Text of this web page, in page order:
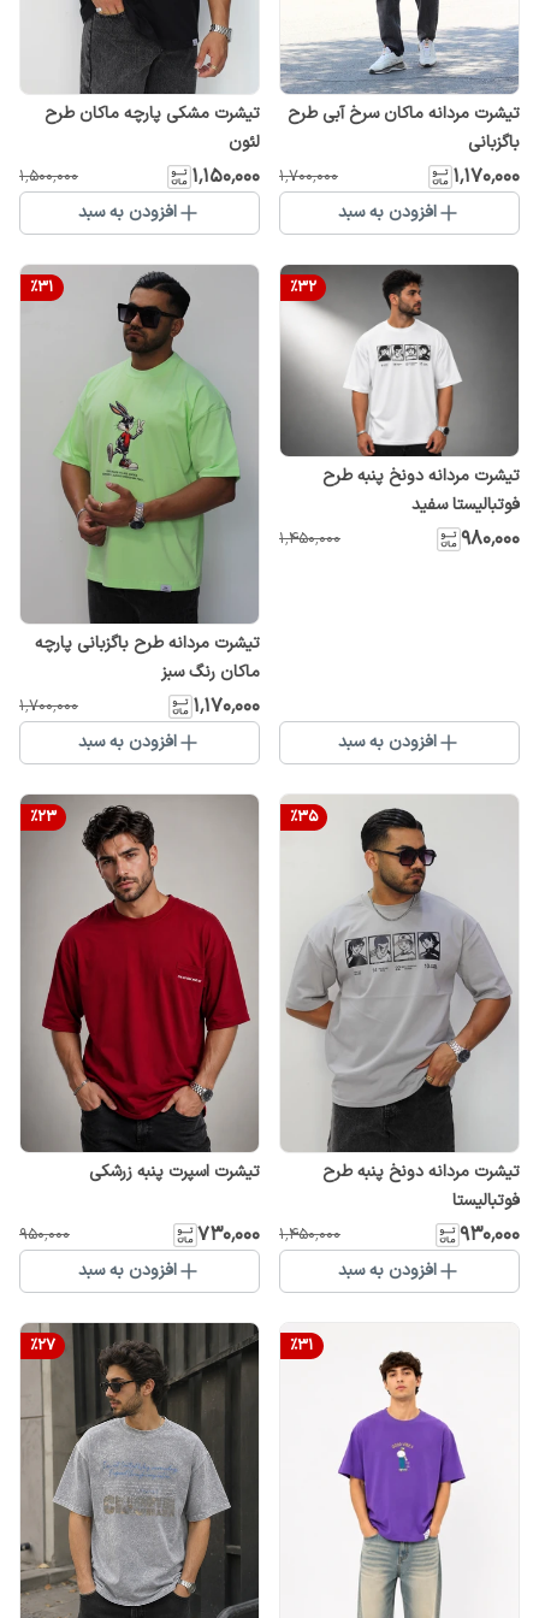
تیشرت مردانه ماکان سرخ آبی طرح
باگزبانی
۱٬۱۷۰٬۰۰۰ ۱٬۷۰۰٬۰۰۰
افزودن به سبد
تیشرت مشکی پارچه ماکان طرح
لئون
۱٬۱۵۰٬۰۰۰ ۱٬۵۰۰٬۰۰۰
افزودن به سبد
%32
تیشرت مردانه دونخ پنبه طرح
فوتبالیستا سفید
۹۸۰٬۰۰۰ ۱٬۴۵۰٬۰۰۰
افزودن به سبد
%31
تیشرت مردانه طرح باگزبانی پارچه
ماکان رنگ سبز
۱٬۱۷۰٬۰۰۰ ۱٬۷۰۰٬۰۰۰
افزودن به سبد
%35
تیشرت مردانه دونخ پنبه طرح
فوتبالیستا
۹۳۰٬۰۰۰ ۱٬۴۵۰٬۰۰۰
افزودن به سبد
%23
تیشرت اسپرت پنبه زرشکی
۷۳۰٬۰۰۰ ۹۵۰٬۰۰۰
افزودن به سبد
%31
%27